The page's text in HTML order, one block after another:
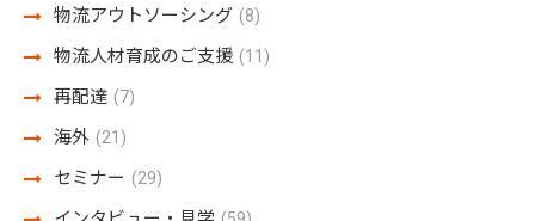
物流アウトソーシング (8)
物流人材育成のご支援 (11)
再配達 (7)
海外 (21)
セミナー (29)